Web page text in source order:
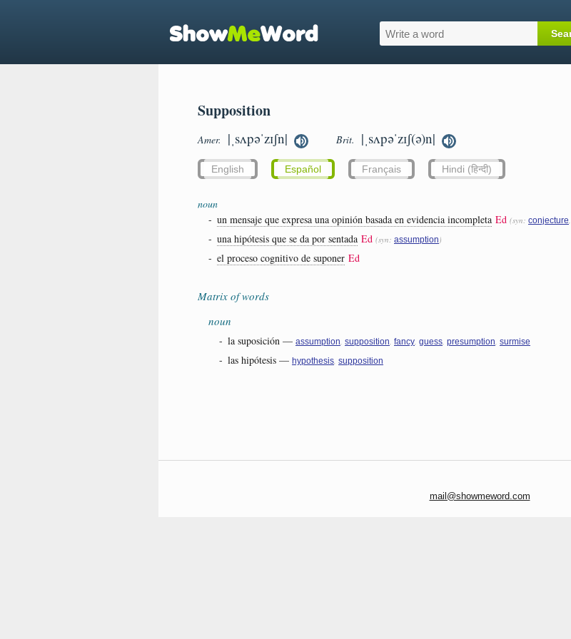
Supposition
Amer. |ˌsʌpəˈzɪʃn| Brit. |ˌsʌpəˈzɪʃ(ə)n|
English Español Français Hindi (हिन्दी)
noun
- un mensaje que expresa una opinión basada en evidencia incompleta Ed (syn: conjecture,
- una hipótesis que se da por sentada Ed (syn: assumption)
- el proceso cognitivo de suponer Ed
Matrix of words
noun
- la suposición — assumption, supposition, fancy, guess, presumption, surmise
- las hipótesis — hypothesis, supposition
mail@showmeword.com